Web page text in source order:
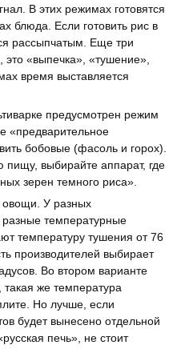
В этих режимах готовятся
блюда. Если готовить рис в
рассыпчатым. Еще три
это «выпечка», «тушение»,
время выставляется
предусмотрен режим
«предварительное
бобовые (фасоль и горох).
выбирайте аппарат, где
зерен темного риса».
овощи. У разных
разные температурные
температуру тушения от 76
производителей выбирает
Во втором варианте
же температура
Но лучше, если
будет вынесено отдельной
печь», не стоит